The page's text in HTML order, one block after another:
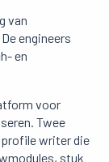
van
engineers
en
voor
Twee
writer die
stuk